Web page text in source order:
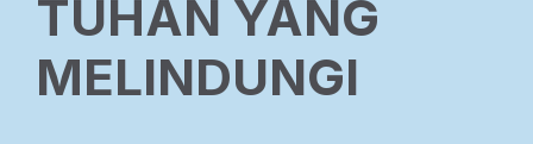
TUHAN YANG
MELINDUNGI